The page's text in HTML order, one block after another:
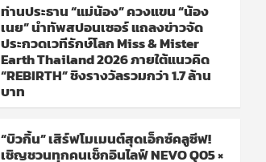
ท่านประธาน “แม่น้อง” ควงแขน “น้อง
เนย” นำทัพสปอนเซอร์ แถลงข่าวจัด
ประกวดเวทีรักษ์โลก Miss & Mister
Earth Thailand 2026 ภายใต้แนวคิด
“REBIRTH” ชิงรางวัลรวมกว่า 1.7 ล้าน
บาท
“บิวกิ้น” เสิร์ฟโมเมนต์สุดเอ็กซ์คลูซีฟ!
เชิญชวนทุกคนเช็กอินไลฟ์ NEVO Q05 ×